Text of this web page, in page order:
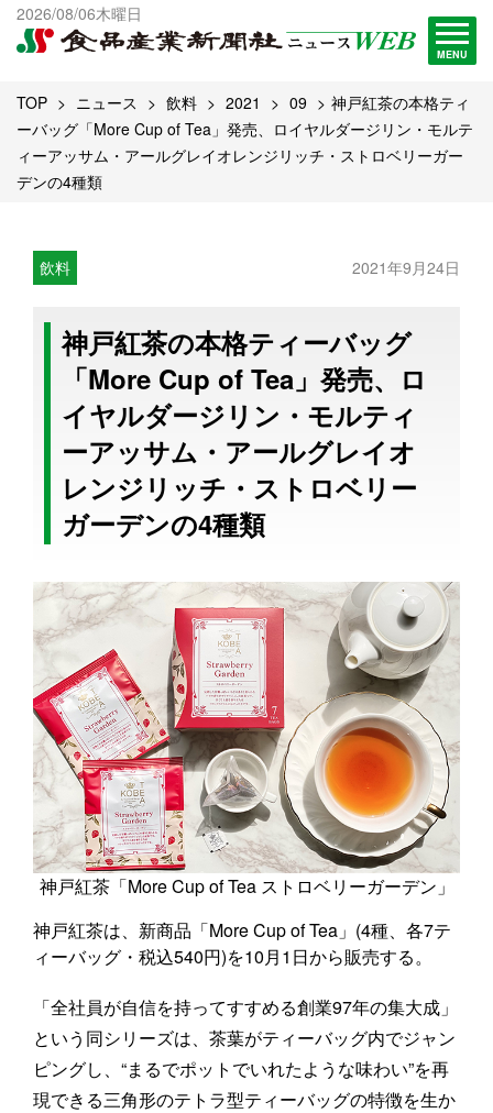
2026/08/06木曜日
MENU
出版物一覧へ
試読・購読申し込み
TOP ニュース 飲料 2021 09
神戸紅茶の本格ティ
ーバッグ「More Cup of Tea」発売、ロイヤルダージリン・モルテ
ィーアッサム・アールグレイオレンジリッチ・ストロベリーガー
デンの4種類
飲料 2021年9月24日
神戸紅茶の本格ティーバッグ
「More Cup of Tea」発売、ロ
イヤルダージリン・モルティ
ーアッサム・アールグレイオ
レンジリッチ・ストロベリー
ガーデンの4種類
神戸紅茶「More Cup of Tea ストロベリーガーデン」
神戸紅茶は、新商品「More Cup of Tea」(4種、各7テ
ィーバッグ・税込540円)を10月1日から販売する。
「全社員が自信を持ってすすめる創業97年の集大成」
という同シリーズは、茶葉がティーバッグ内でジャン
ピングし、“まるでポットでいれたような味わい”を再
現できる三角形のテトラ型ティーバッグの特徴を生か